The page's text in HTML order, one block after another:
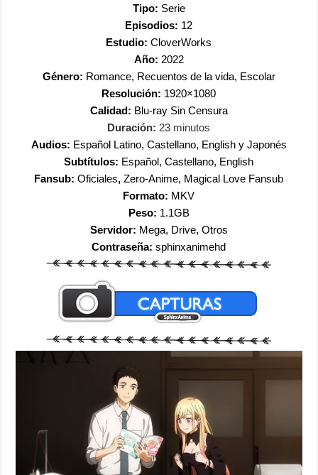
Tipo: Serie
Episodios: 12
Estudio:CloverWorks
Año: 2022
Género: Romance, Recuentos de la vida, Escolar
Resolución: 1920×1080
Calidad: Blu-ray Sin Censura
Duración: 23 minutos
Audios: Español Latino, Castellano, English y Japonés
Subtítulos: Español, Castellano, English
Fansub:Oficiales, Zero-Anime, Magical Love Fansub
Formato: MKV
Peso: 1.1GB
Servidor: Mega, Drive, Otros
Contraseña:sphinxanimehd